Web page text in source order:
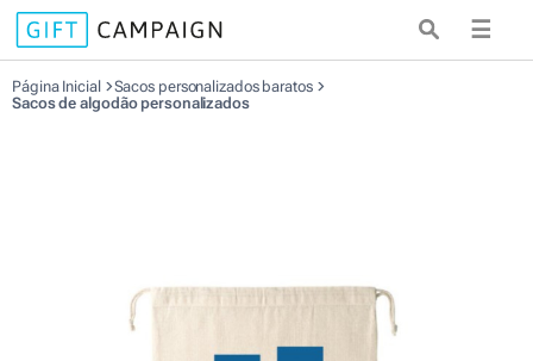
☰
Página Inicial
Sacos personalizados baratos
Sacos de algodão personalizados